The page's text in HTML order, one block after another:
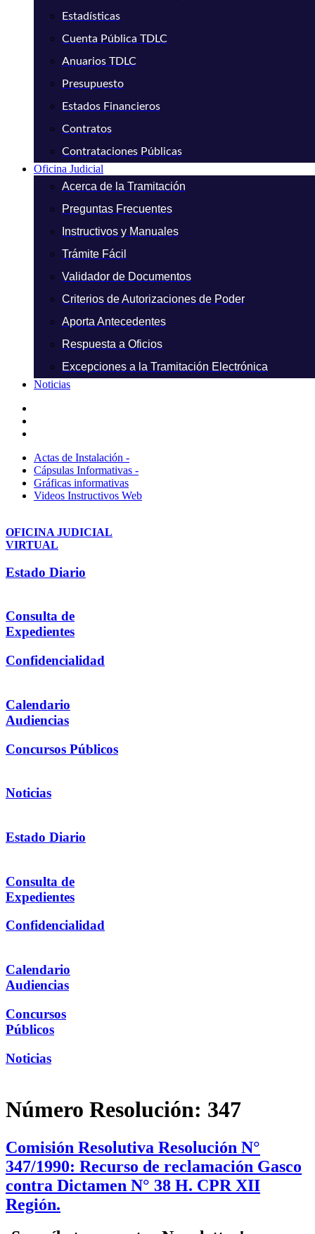
Estadísticas
Cuenta Pública TDLC
Anuarios TDLC
Presupuesto
Estados Financieros
Contratos
Contrataciones Públicas
Oficina Judicial
Acerca de la Tramitación
Preguntas Frecuentes
Instructivos y Manuales
Trámite Fácil
Validador de Documentos
Criterios de Autorizaciones de Poder
Aporta Antecedentes
Respuesta a Oficios
Excepciones a la Tramitación Electrónica
Noticias
Actas de Instalación -
Cápsulas Informativas -
Gráficas informativas
Videos Instructivos Web
OFICINA JUDICIAL
VIRTUAL
Estado Diario
Consulta de
Expedientes
Confidencialidad
Calendario
Audiencias
Concursos Públicos
Noticias
Estado Diario
Consulta de
Expedientes
Confidencialidad
Calendario
Audiencias
Concursos
Públicos
Noticias
Número Resolución: 347
Comisión Resolutiva Resolución N°
347/1990: Recurso de reclamación Gasco
contra Dictamen N° 38 H. CPR XII
Región.